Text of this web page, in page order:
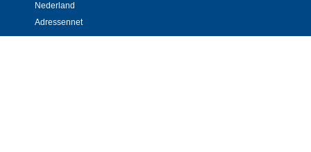
Nederland
Adressennet